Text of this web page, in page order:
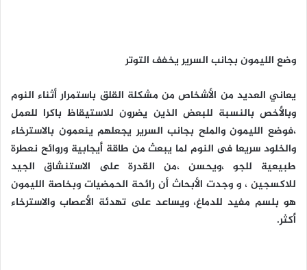
وضع الليمون بجانب السرير يخفف التوتر
يعاني العديد من الأشخاص من مشكلة القلق باستمرار أثناء النوم
وبالأخص بالنسبة للبعض الذين يضرون للاستيقاظ باكرا للعمل
،فوضع الليمون والملح بجانب السرير يجعلهم ينعمون بالاسترخاء
والخلود سريعا فى النوم لما يبعث من طاقة أيجابية وروائح نعطرة
طبيعية للجو ،ويحسن ،من القدرة على الاستنشاق الجيد
للاكسجين ، و وجدت الأبحاث أن رائحة الحمضيات وبخاصة الليمون
هو بلسم مفيد للدماغ، ويساعد على تهدئة الأعصاب والاسترخاء
أكثر.